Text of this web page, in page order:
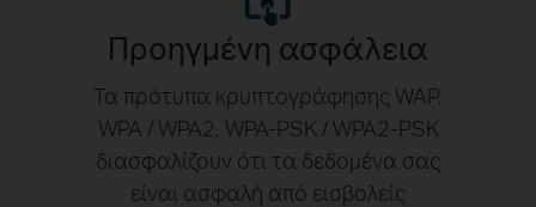
Προηγμένη ασφάλεια
Τα πρότυπα κρυπτογράφησης WAP,
WPA / WPA2, WPA-PSK / WPA2-PSK
διασφαλίζουν ότι τα δεδομένα σας
είναι ασφαλή από εισβολείς